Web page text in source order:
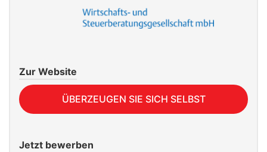
Zur Website
ÜBERZEUGEN SIE SICH SELBST
Jetzt bewerben